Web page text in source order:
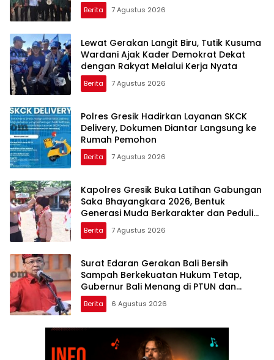
Berita 7 Agustus 2026
Lewat Gerakan Langit Biru, Tutik Kusuma
Wardani Ajak Kader Demokrat Dekat
dengan Rakyat Melalui Kerja Nyata
Berita 7 Agustus 2026
Polres Gresik Hadirkan Layanan SKCK
Delivery, Dokumen Diantar Langsung ke
Rumah Pemohon
Berita 7 Agustus 2026
Kapolres Gresik Buka Latihan Gabungan
Saka Bhayangkara 2026, Bentuk
Generasi Muda Berkarakter dan Peduli
Kamtibmas
Berita 7 Agustus 2026
Surat Edaran Gerakan Bali Bersih
Sampah Berkekuatan Hukum Tetap,
Gubernur Bali Menang di PTUN dan
Banding
Berita 6 Agustus 2026